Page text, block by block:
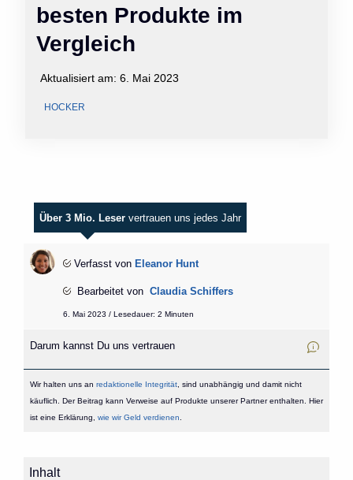
besten Produkte im
Vergleich
Aktualisiert am: 6. Mai 2023
HOCKER
Über 3 Mio. Leser vertrauen uns jedes Jahr
Verfasst von Eleanor Hunt
Bearbeitet von Claudia Schiffers
6. Mai 2023 / Lesedauer: 2 Minuten
Darum kannst Du uns vertrauen
Wir halten uns an redaktionelle Integrität, sind unabhängig und damit nicht
käuflich. Der Beitrag kann Verweise auf Produkte unserer Partner enthalten. Hier
ist eine Erklärung, wie wir Geld verdienen
Inhalt